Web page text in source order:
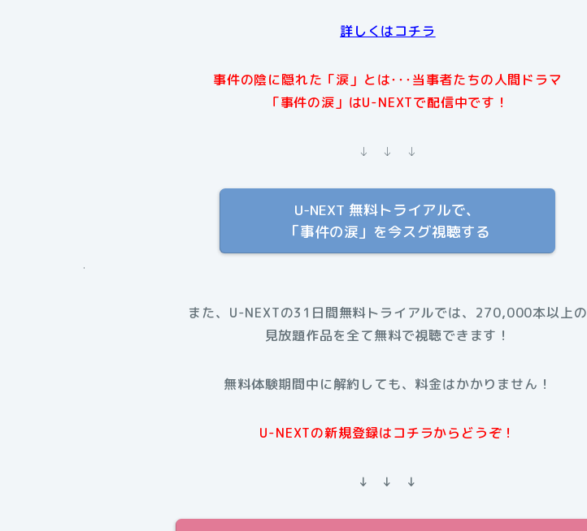
詳しくはコチラ
事件の陰に隠れた「涙」とは･･･当事者たちの人間ドラマ
「事件の涙」はU-NEXTで配信中です！
↓ ↓ ↓
U-NEXT 無料トライアルで、
「事件の涙」を今スグ視聴する
.
また、U-NEXTの31日間無料トライアルでは、270,000本以上の
見放題作品を全て無料で視聴できます！
無料体験期間中に解約しても、料金はかかりません！
U-NEXTの新規登録はコチラからどうぞ！
↓ ↓ ↓